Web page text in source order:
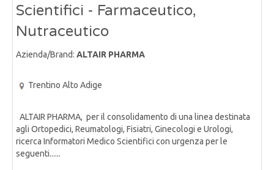
Scientifici - Farmaceutico,
Nutraceutico
Azienda/Brand: ALTAIR PHARMA
Trentino Alto Adige
ALTAIR PHARMA, per il consolidamento di una linea destinata
agli Ortopedici, Reumatologi, Fisiatri, Ginecologi e Urologi,
ricerca Informatori Medico Scientifici con urgenza per le
seguenti......